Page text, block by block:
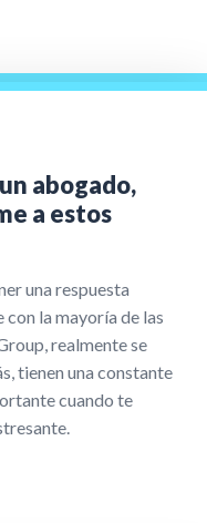
abogado,
a estos
una respuesta
con la mayoría de las
realmente se
tienen una constante
cuando te